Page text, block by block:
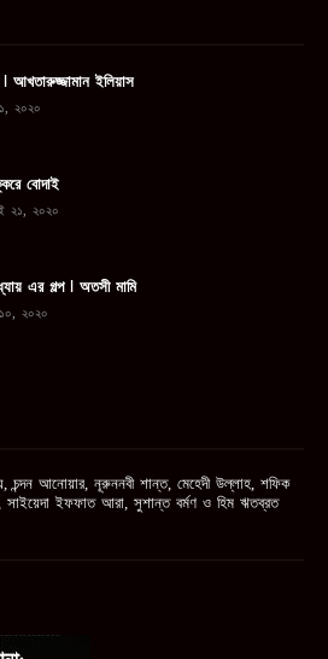
꘡ আখতারুজ্জামান ইলিয়াস
২০২০
বোদাই
২১, ২০২০
এর গল্প ꘡ অতসী মামি
১০, ২০২০
আনোয়ার, নূরুননবী শান্ত, মেহেদী উল্লাহ, শফিক
সাইয়েদা ইফফাত আরা, সুশান্ত বর্মণ ও হিম ঋতব্রত